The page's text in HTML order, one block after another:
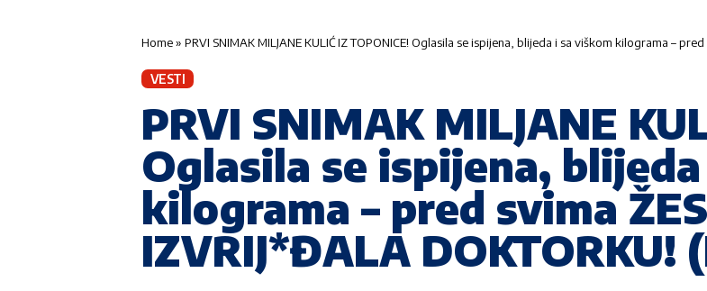
Home» PRVI SNIMAK MILJANE KULIĆ IZ TOPONICE! Oglasila se ispijena, blijeda i sa viškom kilograma –
VESTI
PRVI SNIMAK MILJANE
Oglasila se ispijena,
kilograma – pred svima
IZVRIJ*ĐALA DOKTORKU!